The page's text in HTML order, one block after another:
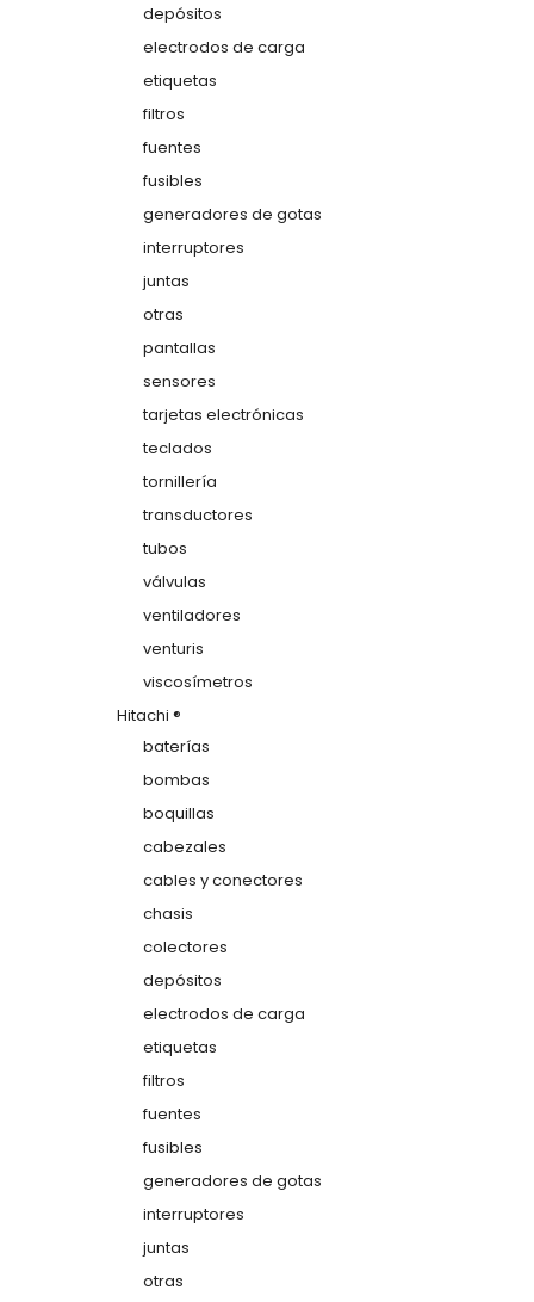
depósitos
electrodos de carga
etiquetas
filtros
fuentes
fusibles
generadores de gotas
interruptores
juntas
otras
pantallas
sensores
tarjetas electrónicas
teclados
tornillería
transductores
tubos
válvulas
ventiladores
venturis
viscosímetros
Hitachi ®
baterías
bombas
boquillas
cabezales
cables y conectores
chasis
colectores
depósitos
electrodos de carga
etiquetas
filtros
fuentes
fusibles
generadores de gotas
interruptores
juntas
otras